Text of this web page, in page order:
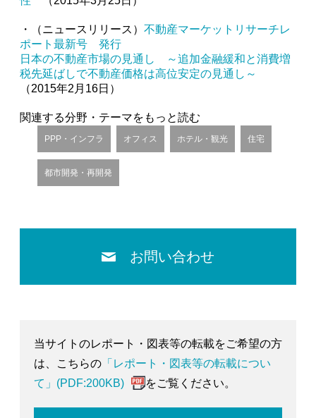
・（ニュースリリース） 不動産マーケットリサーチレ
ポート最新号 発行
日本の不動産市場の見通し ～追加金融緩和と消費増
税先延ばしで不動産価格は高位安定の見通し～
（2015年2月16日）
関連する分野・テーマをもっと読む
PPP・インフラ オフィス ホテル・観光 住宅
都市開発・再開発
お問い合わせ
当サイトのレポート・図表等の転載をご希望の方
は、こちらの 「レポート・図表等の転載につい
て」(PDF:200KB)
をご覧ください。